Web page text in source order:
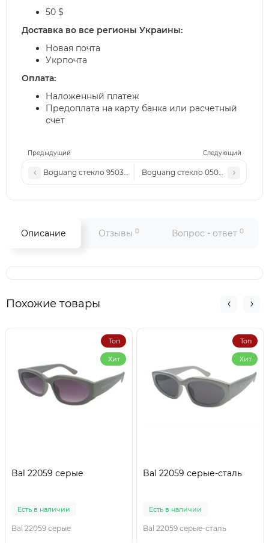
Предыдущий Следующий
Boguang стекло 9503 коричневыеBoguang стекло 0503
50 $
Доставка во все регионы Украины:
Новая почта
Укрпочта
Оплата:
Наложенный платеж
Предоплата на карту банка или расчетный
счет
Описание Отзывы 0 Вопрос - ответ 0
Похожие товары
Топ
Хит
Bal 22059 серые
Есть в наличии
Bal 22059 серые
Топ
Хит
Bal 22059 серые-сталь
Есть в наличии
Bal 22059 серые-сталь